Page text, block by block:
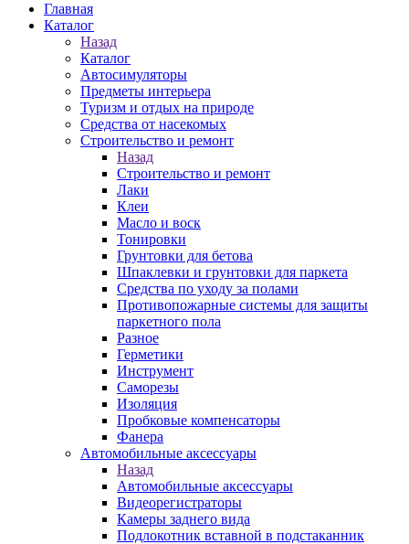
Главная
Каталог
Назад
Каталог
Автосимуляторы
Предметы интерьера
Туризм и отдых на природе
Средства от насекомых
Строительство и ремонт
Назад
Строительство и ремонт
Лаки
Клеи
Масло и воск
Тонировки
Грунтовки для бетова
Шпаклевки и грунтовки для паркета
Средства по уходу за полами
Противопожарные системы для защиты
паркетного пола
Разное
Герметики
Инструмент
Саморезы
Изоляция
Пробковые компенсаторы
Фанера
Автомобильные аксессуары
Назад
Автомобильные аксессуары
Видеорегистраторы
Камеры заднего вида
Подлокотник вставной в подстаканник